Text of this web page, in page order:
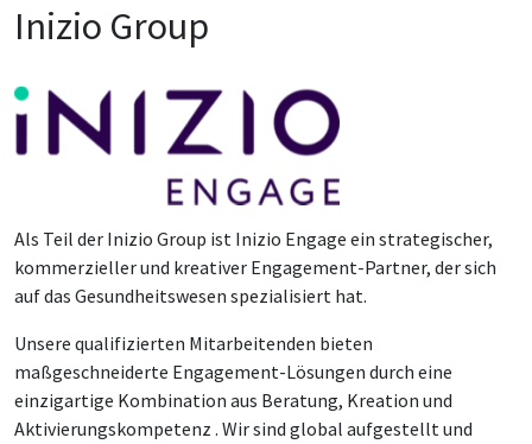
Inizio Group
Als Teil der Inizio Group ist Inizio Engage ein strategischer,
kommerzieller und kreativer Engagement-Partner, der sich
auf das Gesundheitswesen spezialisiert hat.
Unsere qualifizierten Mitarbeitenden bieten
maßgeschneiderte Engagement-Lösungen durch eine
einzigartige Kombination aus Beratung, Kreation und
Aktivierungskompetenz . Wir sind global aufgestellt und